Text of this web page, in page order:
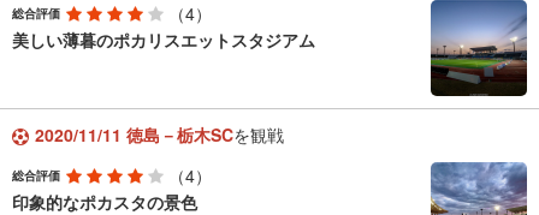
総合評価
（4）
美しい薄暮のポカリスエットスタジアム
2020/11/11 徳島－栃木SCを観戦
総合評価
（4）
印象的なポカスタの景色